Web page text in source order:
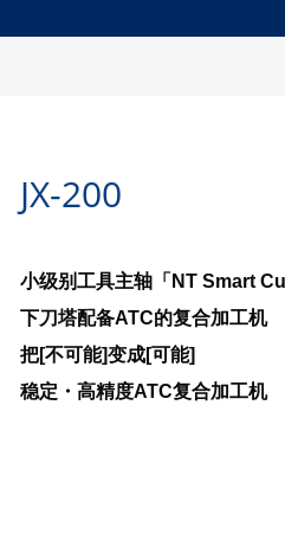
JX-200
小级别工具主轴「NT Smart
下刀塔配备ATC的复合加工机
把[不可能]变成[可能]
稳定・高精度ATC复合加工机